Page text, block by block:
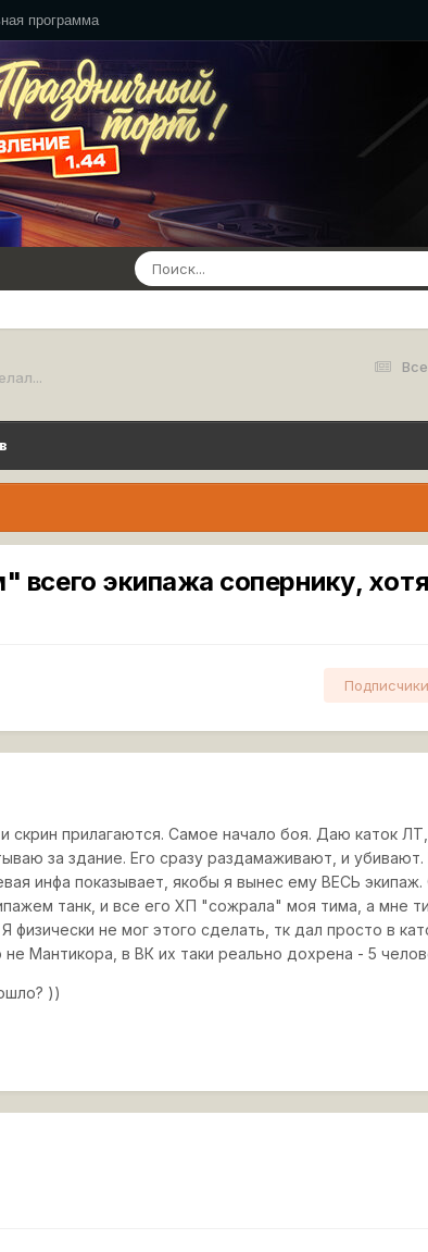
программа
всего экипажа сопернику,
Подписчики
прилагаются. Самое начало боя. Даю каток
за здание. Его сразу раздамаживают, и убивают.
инфа показывает, якобы я вынес ему ВЕСЬ экипаж.
танк, и все его ХП "сожрала" моя тима, а мне
не мог этого сделать, тк дал просто в
Мантикора, в ВК их таки реально дохрена - 5
))